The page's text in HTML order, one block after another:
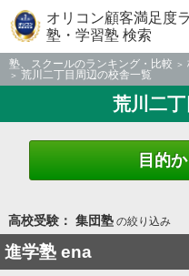
オリコン顧客満足度
塾・学習塾 検索
塾、スクールのランキング・比較
荒川二丁目周辺の校舎一覧
荒川二
目的
高校受験： 集団塾の絞り込み
進学塾 ena